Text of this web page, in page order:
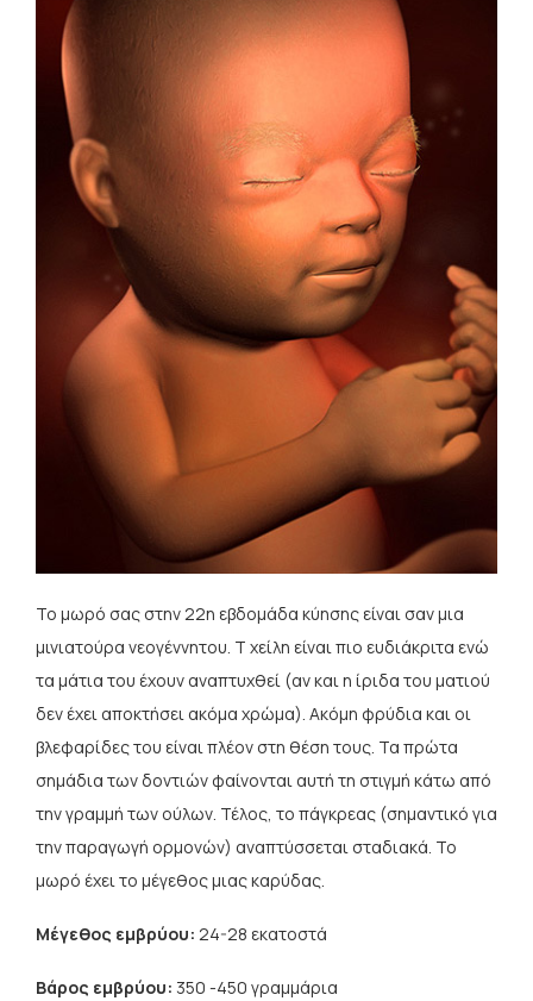
Το μωρό σας στην 22η εβδομάδα κύησης είναι σαν μια
μινιατούρα νεογέννητου. Τ χείλη είναι πιο ευδιάκριτα ενώ
τα μάτια του έχουν αναπτυχθεί (αν και η ίριδα του ματιού
δεν έχει αποκτήσει ακόμα χρώμα). Ακόμη φρύδια και οι
βλεφαρίδες του είναι πλέον στη θέση τους. Τα πρώτα
σημάδια των δοντιών φαίνονται αυτή τη στιγμή κάτω από
την γραμμή των ούλων. Τέλος, το πάγκρεας (σημαντικό για
την παραγωγή ορμονών) αναπτύσσεται σταδιακά. Το
μωρό έχει το μέγεθος μιας καρύδας.
Μέγεθος εμβρύου: 24-28 εκατοστά
Βάρος εμβρύου: 350 -450 γραμμάρια